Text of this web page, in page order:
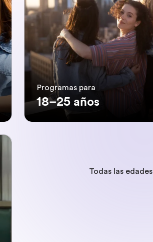
Programas para
18–25 años
Todas las edades